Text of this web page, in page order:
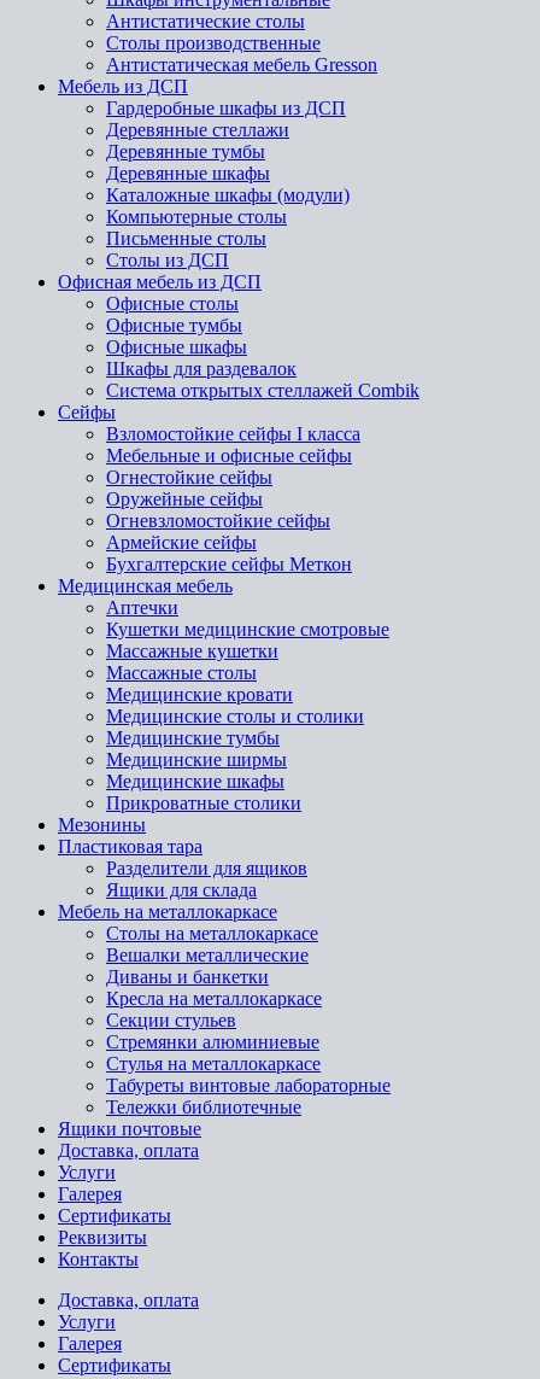
Антистатические столы
Столы производственные
Антистатическая мебель Gresson
Мебель из ДСП
Гардеробные шкафы из ДСП
Деревянные стеллажи
Деревянные тумбы
Деревянные шкафы
Каталожные шкафы (модули)
Компьютерные столы
Письменные столы
Столы из ДСП
Офисная мебель из ДСП
Офисные столы
Офисные тумбы
Офисные шкафы
Шкафы для раздевалок
Система открытых стеллажей Combik
Сейфы
Взломостойкие сейфы I класса
Мебельные и офисные сейфы
Огнестойкие сейфы
Оружейные сейфы
Огневзломостойкие сейфы
Армейские сейфы
Бухгалтерские сейфы Меткон
Медицинская мебель
Аптечки
Кушетки медицинские смотровые
Массажные кушетки
Массажные столы
Медицинские кровати
Медицинские столы и столики
Медицинские тумбы
Медицинские ширмы
Медицинские шкафы
Прикроватные столики
Мезонины
Пластиковая тара
Разделители для ящиков
Ящики для склада
Мебель на металлокаркасе
Cтолы на металлокаркасе
Вешалки металлические
Диваны и банкетки
Кресла на металлокаркасе
Секции стульев
Стремянки алюминиевые
Стулья на металлокаркасе
Табуреты винтовые лабораторные
Тележки библиотечные
Ящики почтовые
Доставка, оплата
Услуги
Галерея
Сертификаты
Реквизиты
Контакты
Доставка, оплата
Услуги
Галерея
Сертификаты